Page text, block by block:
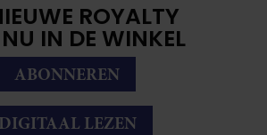
ROYALTY
IN DE WINKEL
ABONNEREN
DIGITAAL LEZEN